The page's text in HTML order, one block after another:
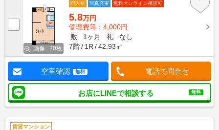
画像 : 20枚
即入居 写真充実 無料オンライン相談可
5.8万円
管理費等：4,000円
敷
1ヶ月 礼
なし
7階
1R 42.93㎡
空室確認 無料 電話で問合せ
お店にLINEで相談する 無料
賃貸マンション